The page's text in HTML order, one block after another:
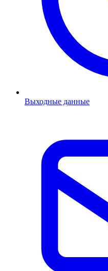
Выходные данные